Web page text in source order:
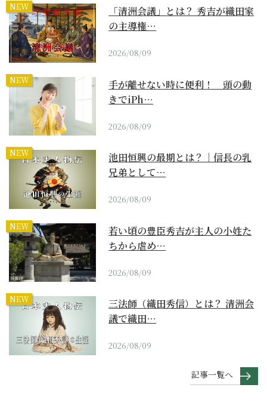
NEW
「清洲会議」とは？ 秀吉が織田家
の主導権…
2026/08/09
NEW
手が離せない時に便利！ 頭の動
きでiPh…
2026/08/09
NEW
池田恒興の最期とは？｜信長の乳
兄弟として…
2026/08/09
NEW
若い頃の豊臣秀吉が主人の小姓た
ちから虐め…
2026/08/09
NEW
三法師（織田秀信）とは？ 清洲会
議で織田…
2026/08/09
記事一覧へ